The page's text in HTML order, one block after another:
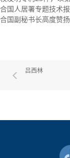
合国人居署专题技术
合国副秘书长高度赞
吕西林